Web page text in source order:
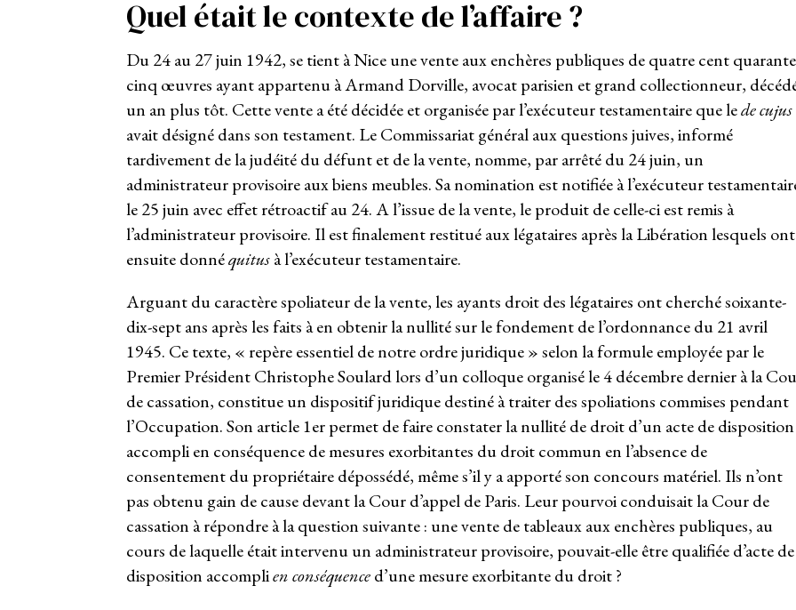
Quel était le contexte de l’affaire ?
Du 24 au 27 juin 1942, se tient à Nice une vente aux enchères publiques de quatre cent
cinq œuvres ayant appartenu à Armand Dorville, avocat parisien et grand collectionneur,
un an plus tôt. Cette vente a été décidée et organisée par l’exécuteur testamentaire que lede cujus
avait désigné dans son testament. Le Commissariat général aux questions juives, informé
tardivement de la judéité du défunt et de la vente, nomme, par arrêté du 24 juin, un
administrateur provisoire aux biens meubles. Sa nomination est notifiée à l’exécuteur
le 25 juin avec effet rétroactif au 24. A l’issue de la vente, le produit de celle-ci est remis à
l’administrateur provisoire. Il est finalement restitué aux légataires après la Libération lesquels ont
ensuite donnéquitusà l’exécuteur testamentaire.
Arguant du caractère spoliateur de la vente, les ayants droit des légataires ont cherché soixante-
dix-sept ans après les faits à en obtenir la nullité sur le fondement de l’ordonnance du 21 avril
1945. Ce texte, « repère essentiel de notre ordre juridique » selon la formule employée par le
Premier Président Christophe Soulard lors d’un colloque organisé le 4 décembre dernier à la
de cassation, constitue un dispositif juridique destiné à traiter des spoliations commises pendant
l’Occupation. Son article 1erpermet de faire constater la nullité de droit d’un acte de disposition
accompli en conséquence de mesures exorbitantes du droit commun en l’absence de
consentement du propriétaire dépossédé, même s’il y a apporté son concours matériel. Ils n’ont
pas obtenu gain de cause devant la Cour d’appel de Paris. Leur pourvoi conduisait la Cour de
cassation à répondre à la question suivante : une vente de tableaux aux enchères publiques, au
cours de laquelle était intervenu un administrateur provisoire, pouvait-elle être qualifiée d’acte de
disposition accomplien conséquenced’une mesure exorbitante du droit ?